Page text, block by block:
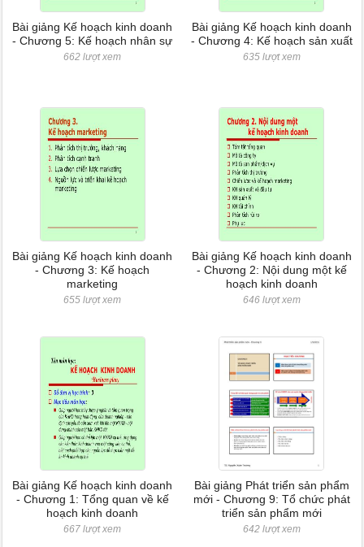
Bài giảng Kế hoạch kinh doanh
- Chương 5: Kế hoạch nhân sự
662 lượt xem
Bài giảng Kế hoạch kinh doanh
- Chương 4: Kế hoạch sản xuất
635 lượt xem
Bài giảng Kế hoạch kinh doanh
- Chương 3: Kế hoạch
marketing
655 lượt xem
Bài giảng Kế hoạch kinh doanh
- Chương 2: Nội dung một kế
hoạch kinh doanh
646 lượt xem
Bài giảng Kế hoạch kinh doanh
- Chương 1: Tổng quan về kế
hoạch kinh doanh
667 lượt xem
Bài giảng Phát triển sản phẩm
mới - Chương 9: Tổ chức phát
triển sản phẩm mới
642 lượt xem